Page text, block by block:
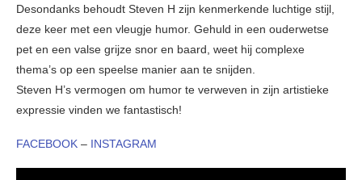
Desondanks behoudt Steven H zijn kenmerkende luchtige stijl,
deze keer met een vleugje humor. Gehuld in een ouderwetse
pet en een valse grijze snor en baard, weet hij complexe
thema’s op een speelse manier aan te snijden.
Steven H’s vermogen om humor te verweven in zijn artistieke
expressie vinden we fantastisch!
FACEBOOK – INSTAGRAM